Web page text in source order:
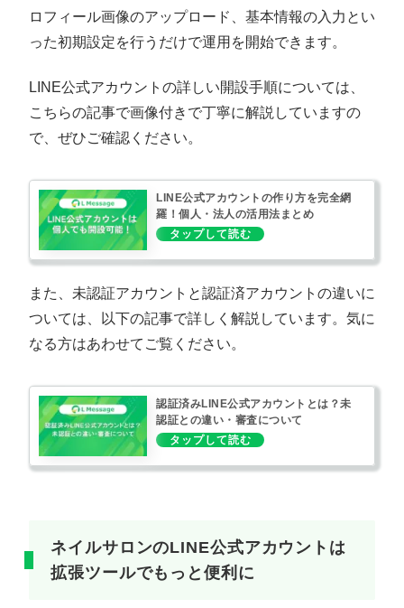
ロフィール画像のアップロード、基本情報の入力とい
った初期設定を行うだけで運用を開始できます。
LINE公式アカウントの詳しい開設手順については、
こちらの記事で画像付きで丁寧に解説していますの
で、ぜひご確認ください。
LINE公式アカウントの作り方を完全網
羅！個人・法人の活用法まとめ
また、未認証アカウントと認証済アカウントの違いに
ついては、以下の記事で詳しく解説しています。気に
なる方はあわせてご覧ください。
認証済みLINE公式アカウントとは？未
認証との違い・審査について
ネイルサロンのLINE公式アカウントは
拡張ツールでもっと便利に